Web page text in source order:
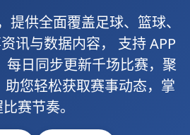
提供全面覆盖足球、篮球、
讯与数据内容， 支持APP
每日同步更新千场比赛，聚
您轻松获取赛事动态，掌
赛节奏。